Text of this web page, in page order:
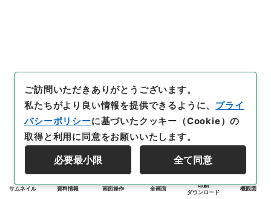
サムネイル 資料情報 画面操作 全画面
印刷
ダウンロード
概観図
ご訪問いただきありがとうございます。
私たちがより良い情報を提供できるように、 プライ
バシーポリシーに基づいたクッキー（Cookie）の
取得と利用に同意をお願いいたします。
必要最小限 全て同意